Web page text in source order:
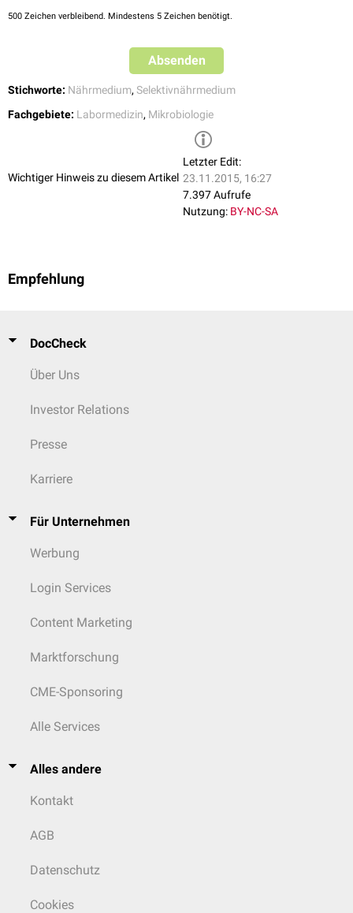
500 Zeichen verbleibend. Mindestens 5 Zeichen benötigt.
Absenden
Stichworte: Nährmedium, Selektivnährmedium
Fachgebiete: Labormedizin, Mikrobiologie
Wichtiger Hinweis zu diesem Artikel
Letzter Edit:
23.11.2015, 16:27
7.397 Aufrufe
Nutzung: BY-NC-SA
Empfehlung
DocCheck
Über Uns
Investor Relations
Presse
Karriere
Für Unternehmen
Werbung
Login Services
Content Marketing
Marktforschung
CME-Sponsoring
Alle Services
Alles andere
Kontakt
AGB
Datenschutz
Cookies